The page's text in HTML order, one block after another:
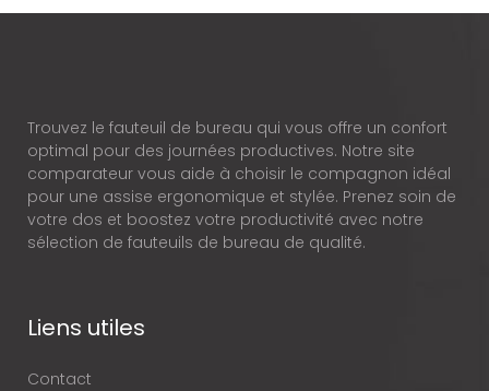
Trouvez le fauteuil de bureau qui vous offre un confort
optimal pour des journées productives. Notre site
comparateur vous aide à choisir le compagnon idéal
pour une assise ergonomique et stylée. Prenez soin de
votre dos et boostez votre productivité avec notre
sélection de fauteuils de bureau de qualité.
Liens utiles
Contact